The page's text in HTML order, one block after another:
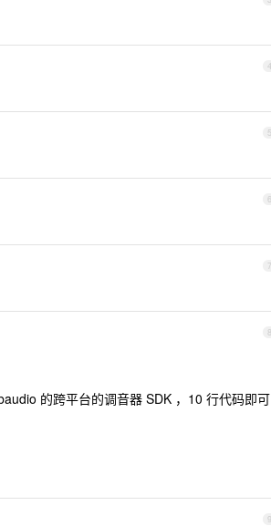
4
5
6
7
8
的跨平台的调音器 SDK ，10 行代码即可
9